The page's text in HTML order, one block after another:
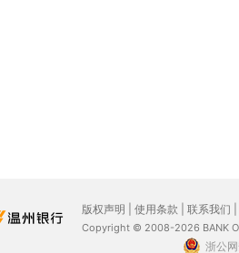
版权声明 使用条款 联系我们
Copyright © 2008-2026 BANK
浙公